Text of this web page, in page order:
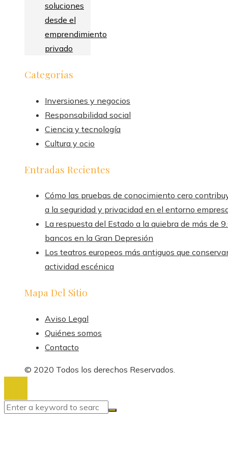
soluciones
desde el
emprendimiento
privado
Categorías
Inversiones y negocios
Responsabilidad social
Ciencia y tecnología
Cultura y ocio
Entradas Recientes
Cómo las pruebas de conocimiento cero
a la seguridad y privacidad en el entorno
La respuesta del Estado a la quiebra de más de
bancos en la Gran Depresión
Los teatros europeos más antiguos que
actividad escénica
Mapa Del Sitio
Aviso Legal
Quiénes somos
Contacto
© 2020 Todos los derechos Reservados.